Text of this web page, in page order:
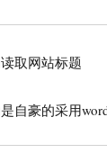
取网站标题
自豪的采用